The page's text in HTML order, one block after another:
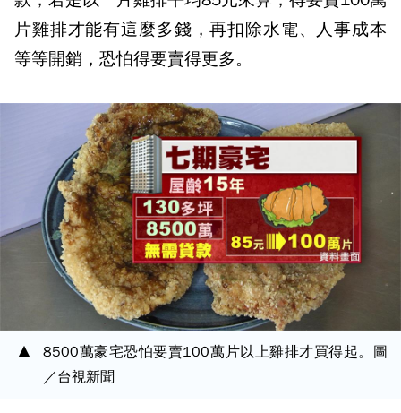
片雞排才能有這麼多錢，再扣除水電、人事成本
等等開銷，恐怕得要賣得更多。
8500萬豪宅恐怕要賣100萬片以上雞排才買得起。圖
／台視新聞